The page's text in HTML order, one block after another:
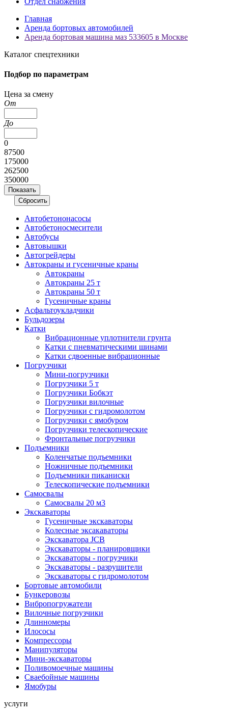
Главная
Аренда бортовых автомобилей
Аренда бортовая машина маз 533605 в Москве
Каталог спецтехники
Подбор по параметрам
Цена за смену
От
До
0
87500
175000
262500
350000
Автобетононасосы
Авто­бетоно­смесители
Автобусы
Автовышки
Автогрейдеры
Автокраны и гусеничные краны
Автокраны
Автокраны 25 т
Автокраны 50 т
Гусеничные краны
Асфальтоукладчики
Бульдозеры
Катки
Вибрационные уплотнители грунта
Катки с пневматическими шинами
Катки сдвоенные вибрационные
Погрузчики
Мини-погрузчики
Погрузчики 5 т
Погрузчики Бобкэт
Погрузчики вилочные
Погрузчики с гидромолотом
Погрузчики с ямобуром
Погрузчики телескопические
Фронтальные погрузчики
Подъемники
Коленчатые подъемники
Ножничные подъемники
Подъемники пиканиски
Телескопические подъемники
Самосвалы
Самосвалы 20 м3
Экскаваторы
Гусеничные экскаваторы
Колесные эксакаваторы
Экскаватора JCB
Экскаваторы - планировщики
Экскаваторы - погрузчики
Экскаваторы - разрушители
Экскаваторы с гидромолотом
Бортовые автомобили
Бункеровозы
Вибропогружатели
Вилочные погрузчики
Длинномеры
Илососы
Компрессоры
Манипуляторы
Мини-экскаваторы
Поливомоечные машины
Сваебойные машины
Ямобуры
услуги